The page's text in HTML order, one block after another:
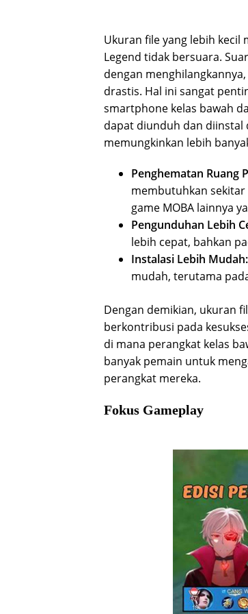
Ukuran file yang lebih kecil
Legend tidak bersuara.
dengan
drastis. Hal ini sangat
smartphone kelas bawah
dapat diunduh dan diinstal
memungkinkan lebih
Penghematan Ruang
membutuhkan
game MOBA lainnya
Pengunduhan Lebih
lebih cepat, bahkan
Instalasi Lebih Mudah:
mudah, terutama
Dengan demikian, ukuran
berkontribusi pada
di mana perangkat kelas
banyak pemain untuk
perangkat mereka.
Fokus Gameplay